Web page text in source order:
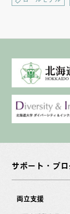
サポート・プロ
両立支援